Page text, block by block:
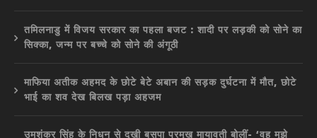
तमिलनाडु में विजय सरकार का पहला बजट : शादी पर लड़की को सोने का
सिक्का, जन्म पर बच्चे को सोने की अंगूठी
माफिया अतीक अहमद के छोटे बेटे अबान की सड़क दुर्घटना में मौत, छोटे
भाई का शव देख बिलख पड़ा अहजम
उमशंकर सिंह के निधन से दुखी बसपा प्रमुख मायावती बोलीं- ‘वह मुझे